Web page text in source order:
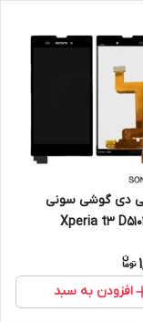
دی گوشی سونی
افزودن به سبد